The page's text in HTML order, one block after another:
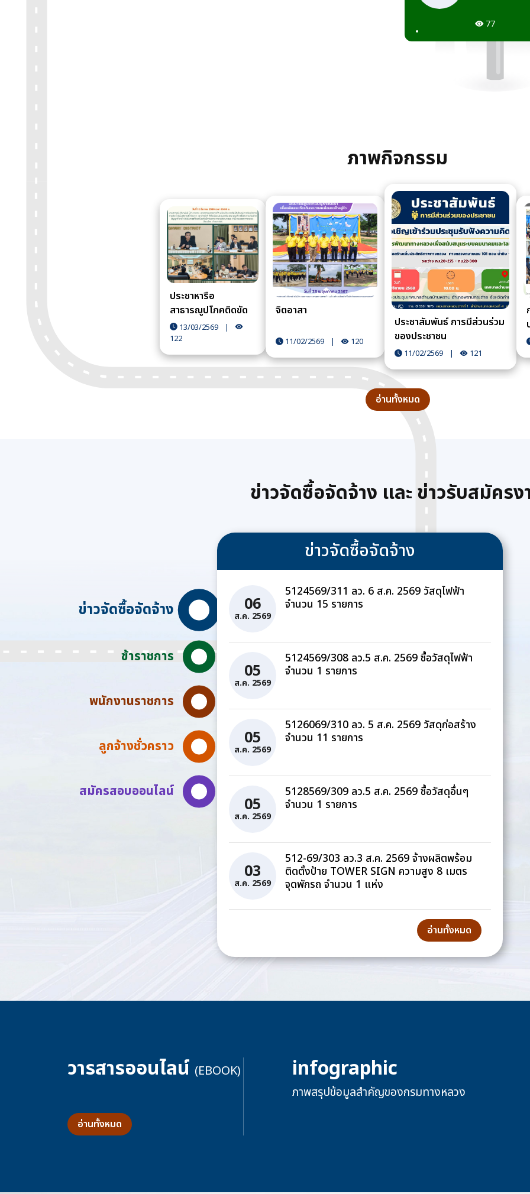
77
ภาพกิจกรรม
ประชาหารือ
สาธารณูปโภคติดขัด
งานก่อสร้าง
13/03/2569
|
122
จิตอาสา
11/02/2569 | 120
ประชาสัมพันธ์ การมีส่วนร่วม
ของประชาชน
11/02/2569 | 121
อ่านทั้งหมด
ข่าวจัดซื้อจัดจ้าง และ ข่าวรับสมัครง
ข่าวจัดซื้อจัดจ้าง
ข้าราชการ
พนักงานราชการ
ลูกจ้างชั่วคราว
สมัครสอบออนไลน์
ข่าวจัดซื้อจัดจ้าง
06
ส.ค. 2569
5124569/311 ลว. 6 ส.ค. 2569 วัสดุไฟฟ้า
จำนวน 15 รายการ
05
ส.ค. 2569
5124569/308 ลว.5 ส.ค. 2569 ซื้อวัสดุไฟฟ้า
จำนวน 1 รายการ
05
ส.ค. 2569
5126069/310 ลว. 5 ส.ค. 2569 วัสดุก่อสร้าง
จำนวน 11 รายการ
05
ส.ค. 2569
5128569/309 ลว.5 ส.ค. 2569 ซื้อวัสดุอื่นๆ
จำนวน 1 รายการ
03
ส.ค. 2569
512-69/303 ลว.3 ส.ค. 2569 จ้างผลิตพร้อม
ติดตั้งป้าย TOWER SIGN ความสูง 8 เมตร
จุดพักรถ จำนวน 1 แห่ง
อ่านทั้งหมด
วารสารออนไลน์ (EBOOK)
อ่านทั้งหมด
infographic
ภาพสรุปข้อมูลสำคัญของกรมทางหลวง